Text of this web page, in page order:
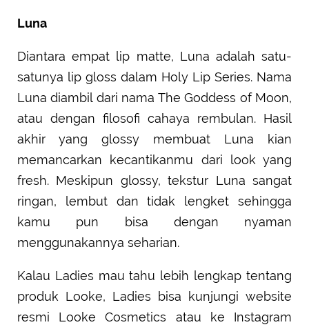
Luna
Diantara empat lip matte, Luna adalah satu-
satunya lip gloss dalam Holy Lip Series. Nama
Luna diambil dari nama The Goddess of Moon,
atau dengan filosofi cahaya rembulan. Hasil
akhir yang glossy membuat Luna kian
memancarkan kecantikanmu dari look yang
fresh. Meskipun glossy, tekstur Luna sangat
ringan, lembut dan tidak lengket sehingga
kamu pun bisa dengan nyaman
menggunakannya seharian.
Kalau Ladies mau tahu lebih lengkap tentang
produk Looke, Ladies bisa kunjungi website
resmi Looke Cosmetics atau ke Instagram